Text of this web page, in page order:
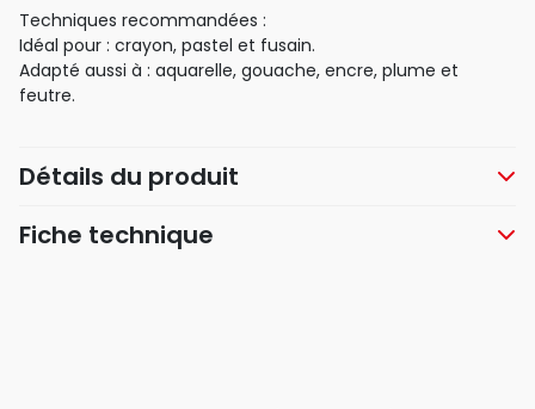
Techniques recommandées :
Idéal pour : crayon, pastel et fusain.
Adapté aussi à : aquarelle, gouache, encre, plume et
feutre.
Détails du produit
Fiche technique